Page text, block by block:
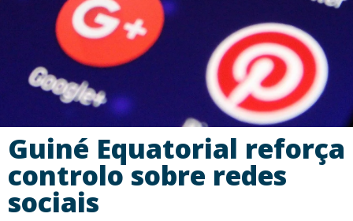
Guiné Equatorial reforça
controlo sobre redes
sociais